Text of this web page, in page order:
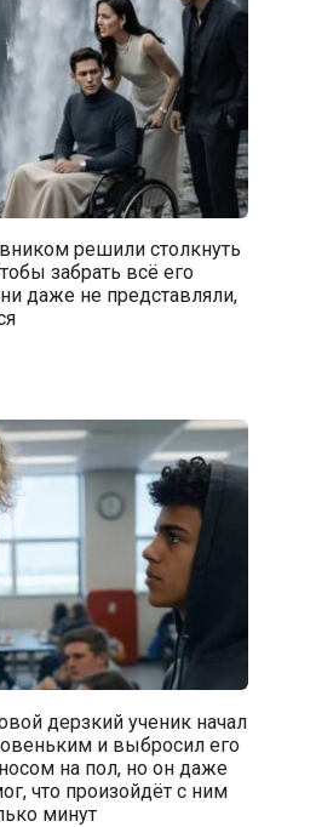
решили столкнуть
забрать всё его
даже не представляли,
дерзкий ученик начал
и выбросил его
на пол, но он даже
что произойдёт с ним
минут